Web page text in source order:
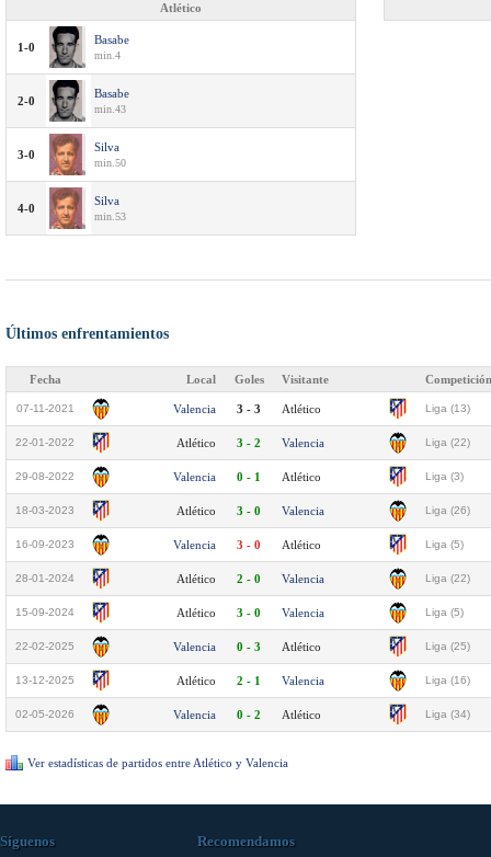
Atlético
1-0
Basabe
min.4
2-0
Basabe
min.43
3-0
Silva
min.50
4-0
Silva
min.53
Últimos enfrentamientos
Fecha Local Goles Visitante Competición
07-11-2021 Valencia 3 - 3 Atlético Liga (13)
22-01-2022 Atlético 3 - 2 Valencia Liga (22)
29-08-2022 Valencia 0 - 1 Atlético Liga (3)
18-03-2023 Atlético 3 - 0 Valencia Liga (26)
16-09-2023 Valencia 3 - 0 Atlético Liga (5)
28-01-2024 Atlético 2 - 0 Valencia Liga (22)
15-09-2024 Atlético 3 - 0 Valencia Liga (5)
22-02-2025 Valencia 0 - 3 Atlético Liga (25)
13-12-2025 Atlético 2 - 1 Valencia Liga (16)
02-05-2026 Valencia 0 - 2 Atlético Liga (34)
Ver estadísticas de partidos entre Atlético y Valencia
Síguenos Recomendamos